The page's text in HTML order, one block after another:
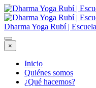
Dharma Yoga Rubí |
×
Inicio
Quiénes somos
¿Qué hacemos?